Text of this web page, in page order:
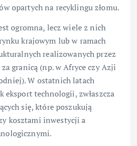
opartych na recyklingu złomu.
ogromna, lecz wiele z nich
krajowym lub w ramach
realizowanych przez
granicą (np. w Afryce czy Azji
W ostatnich latach
eksport technologii, zwłaszcza
się, które poszukują
kosztami inwestycji a